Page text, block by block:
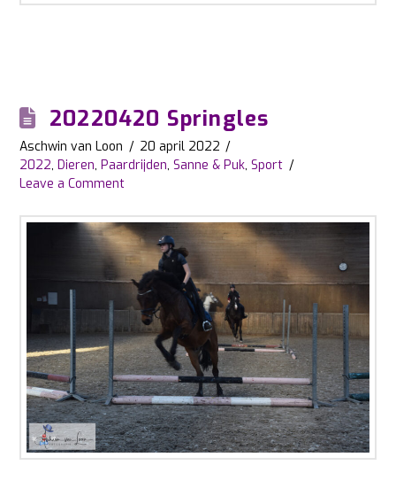
20220420 Springles
Aschwin van Loon
20 april 2022
2022,Dieren,Paardrijden,Sanne & Puk,Sport
Leave a Comment